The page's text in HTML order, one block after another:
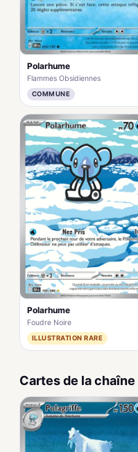
Polarhume
Flammes Obsidiennes
COMMUNE
Polarhume
Foudre Noire
ILLUSTRATION RARE
Cartes de la